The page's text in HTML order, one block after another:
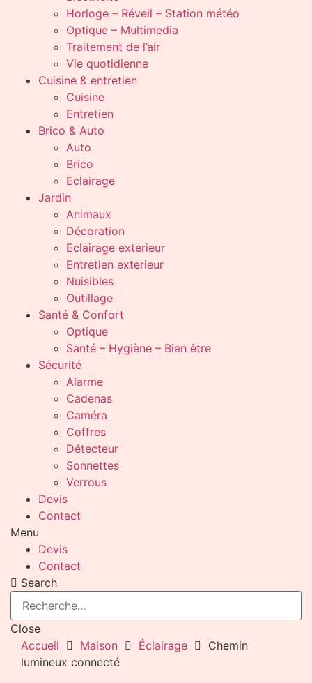
Horloge – Réveil – Station météo
Optique – Multimedia
Traitement de l’air
Vie quotidienne
Cuisine & entretien
Cuisine
Entretien
Brico & Auto
Auto
Brico
Eclairage
Jardin
Animaux
Décoration
Eclairage exterieur
Entretien exterieur
Nuisibles
Outillage
Santé & Confort
Optique
Santé – Hygiène – Bien être
Sécurité
Alarme
Cadenas
Caméra
Coffres
Détecteur
Sonnettes
Verrous
Devis
Contact
Menu
Devis
Contact
Search
Close
Accueil
Maison Éclairage
Chemin
lumineux connecté